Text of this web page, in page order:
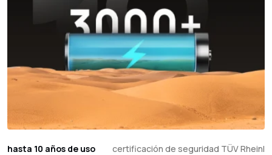
hasta 10 años de uso certificación de seguridad TÜV